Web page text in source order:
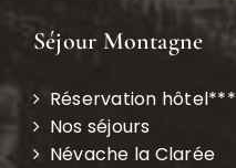
Séjour Montagne
Réservation hôtel***
Nos séjours
Névache la Clarée